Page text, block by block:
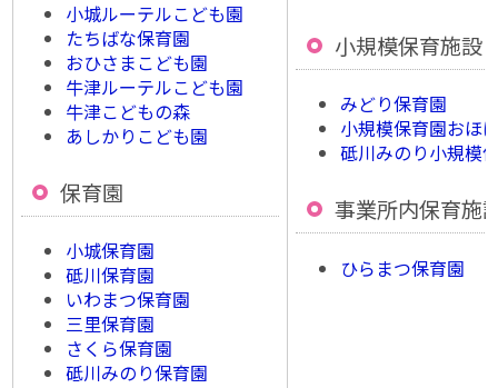
小城ルーテルこども園
たちばな保育園
おひさまこども園
牛津ルーテルこども園
牛津こどもの森
あしかりこども園
保育園
小城保育園
砥川保育園
いわまつ保育園
三里保育園
さくら保育園
砥川みのり保育園
小規模保育施設
みどり保育園
小規模保育園おほ
砥川みのり小規模
事業所内保育施
ひらまつ保育園